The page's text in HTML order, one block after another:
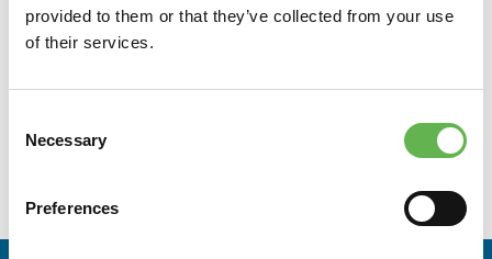
provided to them or that they’ve collected from your use
of their services.
Selection
Necessary
Preferences
A CHI È RIVOLTO
Amministrativi, Responsabili della Logistica,
Spedizionieri, addetti all’ufficio commerciale estero,